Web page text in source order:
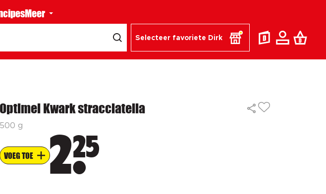
Meer
Selecteer favoriete Dirk
Optimel Kwark stracciatella
500 g
VOEG TOE 225